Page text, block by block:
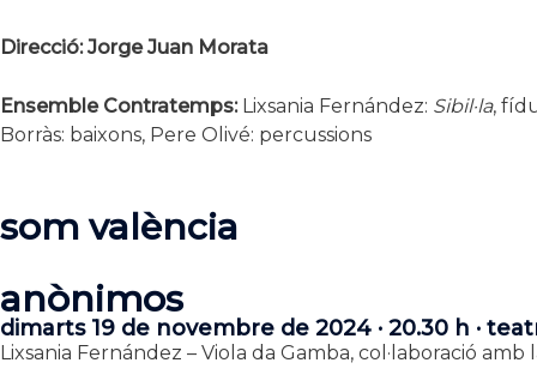
Direcció: Jorge Juan Morata
Ensemble Contratemps: Lixsania Fernández: Sibil·la,
Borràs: baixons, Pere Olivé: percussions
som valència
anònimos
dimarts 19 de novembre de 2024 · 20.30 h ·
Lixsania Fernández – Viola da Gamba, col·laboració